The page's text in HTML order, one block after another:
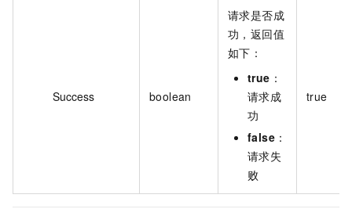
Success boolean
请求是否成
功，返回值
如下：
true ：
请求成
功
false ：
请求失
败
true